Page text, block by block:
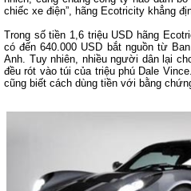
chiếc xe điện”, hãng Ecotricity khẳng
Trong số tiền 1,6 triệu USD hãng
có đến 640.000 USD bắt nguồn từ
Anh. Tuy nhiên, nhiều người dân lại
đều rót vào túi của triệu phú Dale
cũng biết cách dùng tiền với bằng